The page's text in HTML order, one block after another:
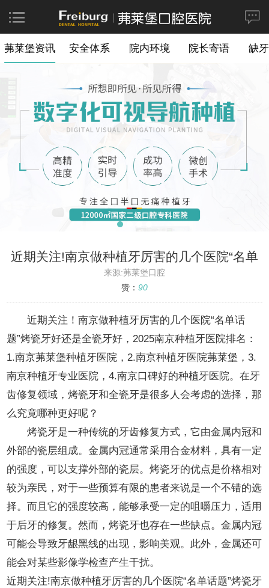
茀莱堡资讯 安全体系 院内环境 院长寄语 缺
近期关注!南京做种植牙厉害的几个医院“名单
话题”烤瓷牙好还是全瓷牙好
来源:茀莱堡口腔
赞： 90
近期关注！南京做种植牙厉害的几个医院“名单话
题”烤瓷牙好还是全瓷牙好，2025南京种植牙医院排名：
1.南京茀莱堡种植牙医院，2.南京种植牙医院茀莱堡，3.
南京种植牙专业医院，4.南京口碑好的种植牙医院。在牙
齿修复领域，烤瓷牙和全瓷牙是很多人会考虑的选择，那
么究竟哪种更好呢？
烤瓷牙是一种传统的牙齿修复方式，它由金属内冠和
外部的瓷层组成。金属内冠通常采用合金材料，具有一定
的强度，可以支撑外部的瓷层。烤瓷牙的优点是价格相对
较为亲民，对于一些预算有限的患者来说是一个不错的选
择。而且它的强度较高，能够承受一定的咀嚼压力，适用
于后牙的修复。然而，烤瓷牙也存在一些缺点。金属内冠
可能会导致牙龈黑线的出现，影响美观。此外，金属还可
能会对某些影像学检查产生干扰。
近期关注!南京做种植牙厉害的几个医院“名单话题”烤瓷牙